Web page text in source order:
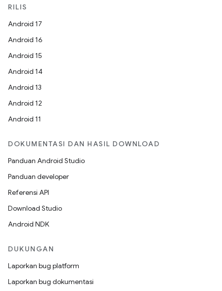
RILIS
Android 17
Android 16
Android 15
Android 14
Android 13
Android 12
Android 11
DOKUMENTASI DAN HASIL DOWNLOAD
Panduan Android Studio
Panduan developer
Referensi API
Download Studio
Android NDK
DUKUNGAN
Laporkan bug platform
Laporkan bug dokumentasi